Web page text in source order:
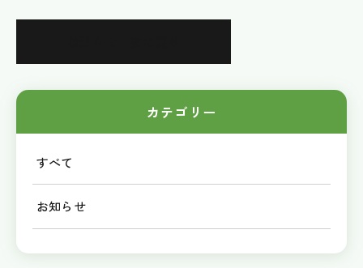
カテゴリー
すべて
お知らせ